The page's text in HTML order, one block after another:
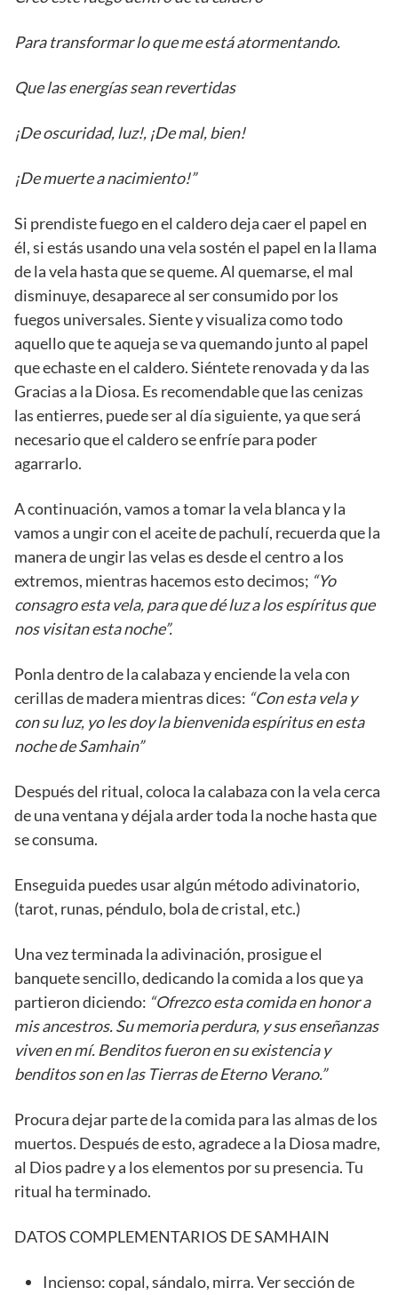
Para transformar lo que me está atormentando.
Que las energías sean revertidas
¡De oscuridad, luz!, ¡De mal, bien!
¡De muerte a nacimiento!”
Si prendiste fuego en el caldero deja caer el papel en
él, si estás usando una vela sostén el papel en la llama
de la vela hasta que se queme. Al quemarse, el mal
disminuye, desaparece al ser consumido por los
fuegos universales. Siente y visualiza como todo
aquello que te aqueja se va quemando junto al papel
que echaste en el caldero. Siéntete renovada y da las
Gracias a la Diosa. Es recomendable que las cenizas
las entierres, puede ser al día siguiente, ya que será
necesario que el caldero se enfríe para poder
agarrarlo.
A continuación, vamos a tomar la vela blanca y la
vamos a ungir con el aceite de pachulí, recuerda que la
manera de ungir las velas es desde el centro a los
extremos, mientras hacemos esto decimos; “Yo
consagro esta vela, para que dé luz a los espíritus que
nos visitan esta noche”.
Ponla dentro de la calabaza y enciende la vela con
cerillas de madera mientras dices: “Con esta vela y
con su luz, yo les doy la bienvenida espíritus en esta
noche de Samhain”
Después del ritual, coloca la calabaza con la vela cerca
de una ventana y déjala arder toda la noche hasta que
se consuma.
Enseguida puedes usar algún método adivinatorio,
(tarot, runas, péndulo, bola de cristal, etc.)
Una vez terminada la adivinación, prosigue el
banquete sencillo, dedicando la comida a los que ya
partieron diciendo: “Ofrezco esta comida en honor a
mis ancestros. Su memoria perdura, y sus enseñanzas
viven en mí. Benditos fueron en su existencia y
benditos son en las Tierras de Eterno Verano.”
Procura dejar parte de la comida para las almas de los
muertos. Después de esto, agradece a la Diosa madre,
al Dios padre y a los elementos por su presencia. Tu
ritual ha terminado.
DATOS COMPLEMENTARIOS DE SAMHAIN
Incienso: copal, sándalo, mirra. Ver sección de